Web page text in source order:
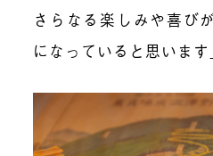
さらなる楽しみや喜び
になっていると思います